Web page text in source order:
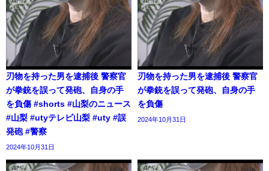
刃物を持った男を逮捕後 警察官
が拳銃を誤って発砲、自身の手
を負傷 #shorts #山梨のニュース
#山梨 #utyテレビ山梨 #uty #誤
発砲 #警察
2024年10月31日
刃物を持った男を逮捕後 警察官
が拳銃を誤って発砲、自身の手
を負傷
2024年10月31日